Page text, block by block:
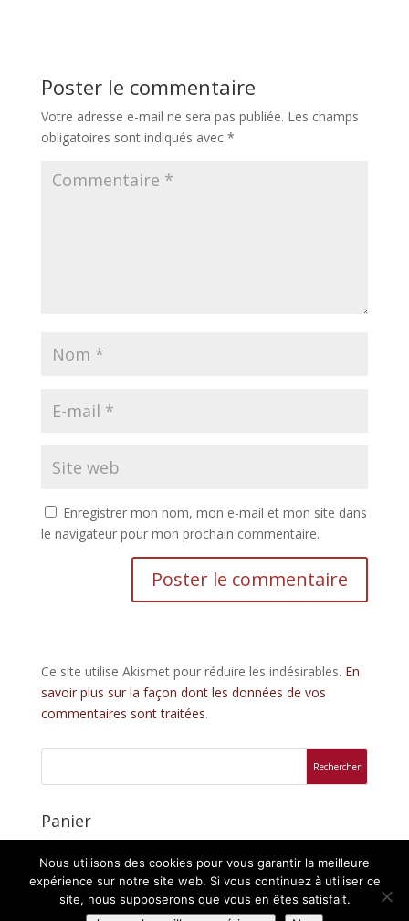
Poster le commentaire
Votre adresse e-mail ne sera pas publiée. Les champs
obligatoires sont indiqués avec *
Enregistrer mon nom, mon e-mail et mon site dans
le navigateur pour mon prochain commentaire.
Ce site utilise Akismet pour réduire les indésirables. En
savoir plus sur la façon dont les données de vos
commentaires sont traitées.
Panier
Nous utilisons des cookies pour vous garantir la meilleure
expérience sur notre site web. Si vous continuez à utiliser ce
site, nous supposerons que vous en êtes satisfait.